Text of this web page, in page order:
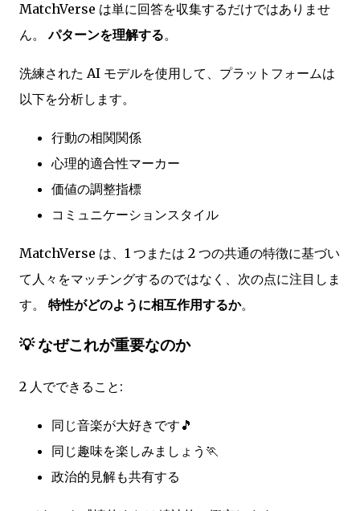
MatchVerse は単に回答を収集するだけではありませ
ん。パターンを理解する。
洗練された AI モデルを使用して、プラットフォームは
以下を分析します。
行動の相関関係
心理的適合性マーカー
価値の調整指標
コミュニケーションスタイル
MatchVerse は、1 つまたは 2 つの共通の特徴に基づい
て人々をマッチングするのではなく、次の点に注目しま
す。 特性がどのように相互作用するか。
💡 なぜこれが重要なのか
2 人でできること:
同じ音楽が大好きです🎵
同じ趣味を楽しみましょう🏃
政治的見解も共有する